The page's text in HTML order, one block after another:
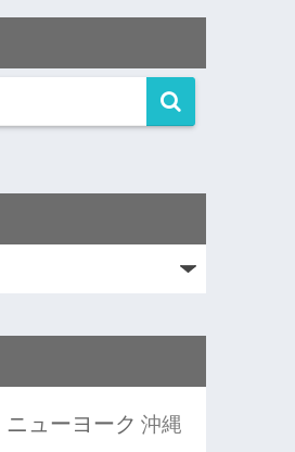
ニューヨーク 沖縄